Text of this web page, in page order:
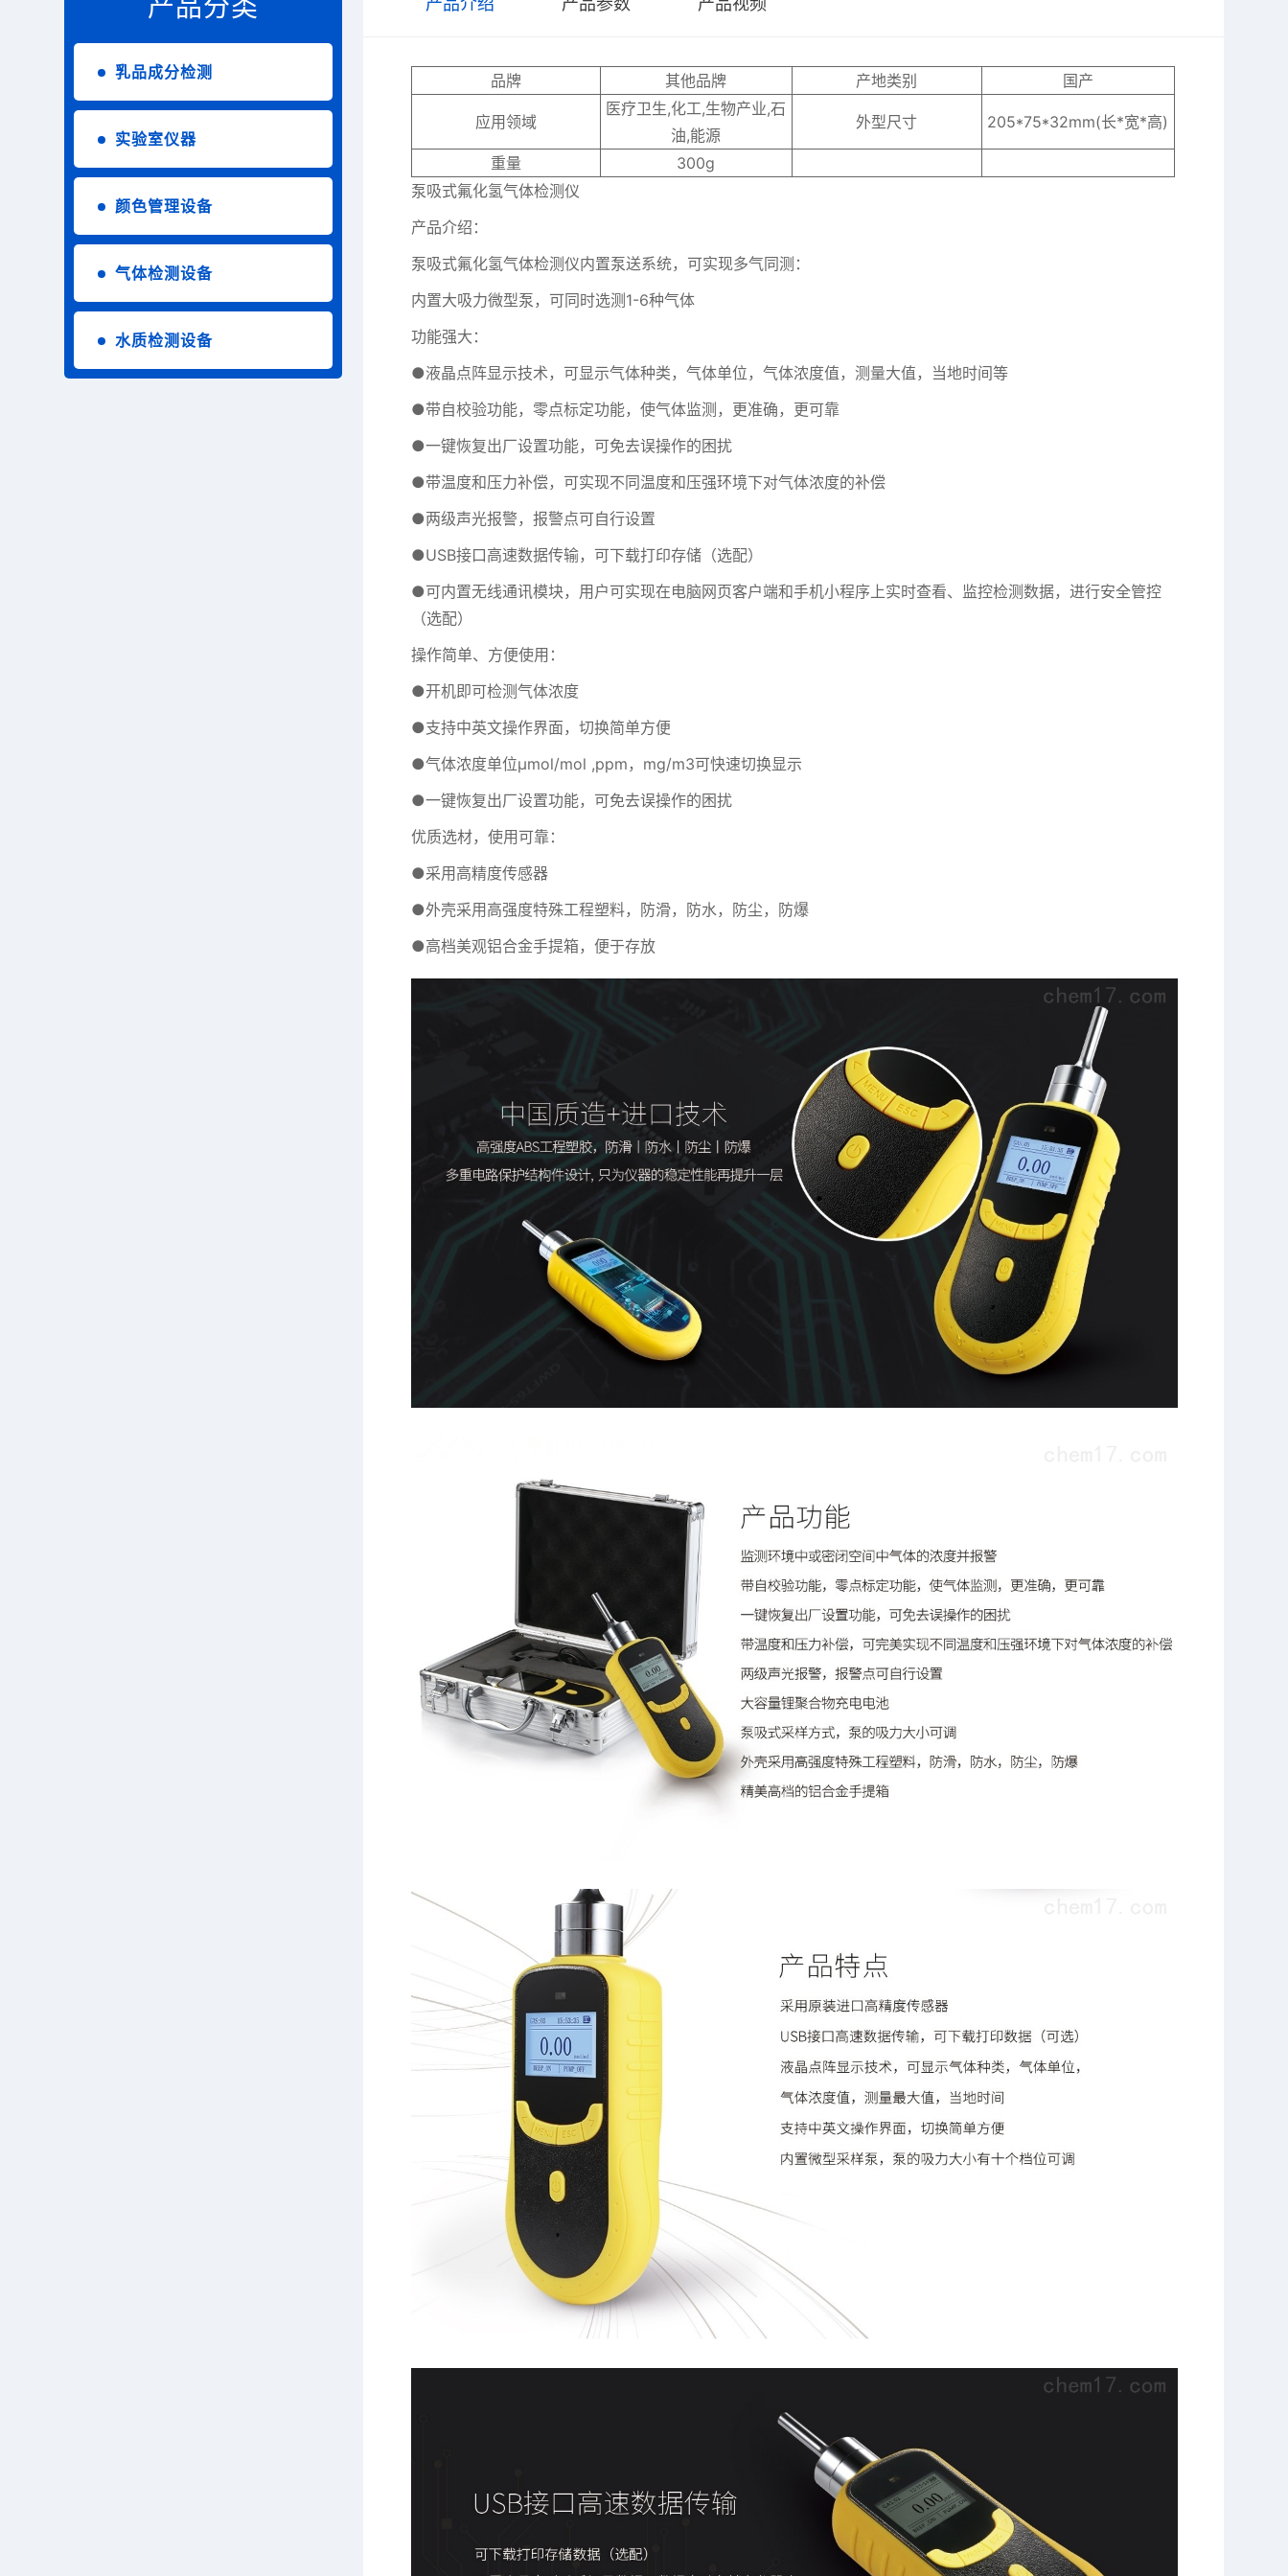
乳品成分检测
实验室仪器
颜色管理设备
气体检测设备
水质检测设备
品牌 其他品牌 产地类别 国产
应用领域
医疗卫生,化工,生物产业,石
油,能源
外型尺寸 205*75*32mm(长*宽*高)
重量
300g
泵吸式氟化氢气体检测仪
产品介绍：
泵吸式氟化氢气体检测仪内置泵送系统，可实现多气同测：
内置大吸力微型泵，可同时选测1-6种气体
功能强大：
●液晶点阵显示技术，可显示气体种类，气体单位，气体浓度值，测量大值，当地时间等
●带自校验功能，零点标定功能，使气体监测，更准确，更可靠
●一键恢复出厂设置功能，可免去误操作的困扰
●带温度和压力补偿，可实现不同温度和压强环境下对气体浓度的补偿
●两级声光报警，报警点可自行设置
●USB接口高速数据传输，可下载打印存储（选配）
●可内置无线通讯模块，用户可实现在电脑网页客户端和手机小程序上实时查看、监控检测数据，进行安全管控
（选配）
操作简单、方便使用：
●开机即可检测气体浓度
●支持中英文操作界面，切换简单方便
●气体浓度单位μmol/mol ,ppm，mg/m3可快速切换显示
●一键恢复出厂设置功能，可免去误操作的困扰
优质选材，使用可靠：
●采用高精度传感器
●外壳采用高强度特殊工程塑料，防滑，防水，防尘，防爆
●高档美观铝合金手提箱，便于存放